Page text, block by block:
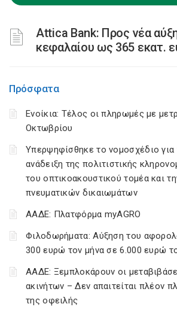
Attica Bank: Προς νέα
κεφαλαίου ως 365 εκατ.
Πρόσφατα
Ενοίκια: Τέλος οι πληρωμές με
Οκτωβρίου
Υπερψηφίσθηκε το νομοσχέδιο για
ανάδειξη της πολιτιστικής
του οπτικοακουστικού τομέα και
πνευματικών δικαιωμάτων
ΑΑΔΕ: Πλατφόρμα myAGRO
Φιλοδωρήματα: Αύξηση του
300 ευρώ τον μήνα σε 6.000 ευρώ
ΑΑΔΕ: Ξεμπλοκάρουν οι
ακινήτων – Δεν απαιτείται πλέον
της οφειλής